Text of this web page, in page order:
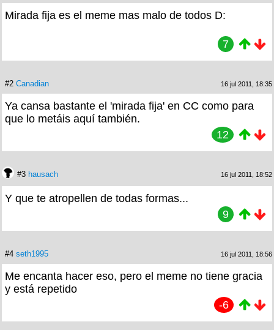
Mirada fija es el meme mas malo de todos D:
7
#2 Canadian 16 jul 2011, 18:35
Ya cansa bastante el 'mirada fija' en CC como para
que lo metáis aquí también.
12
#3 hausach 16 jul 2011, 18:52
Y que te atropellen de todas formas...
9
#4 seth1995 16 jul 2011, 18:56
Me encanta hacer eso, pero el meme no tiene gracia
y está repetido
-6